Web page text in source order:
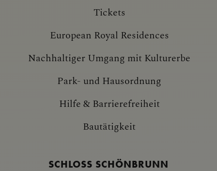
Tickets
European Royal Residences
Nachhaltiger Umgang mit Kulturerbe
Park- und Hausordnung
Hilfe & Barrierefreiheit
Bautätigkeit
SCHLOSS SCHÖNBRUNN